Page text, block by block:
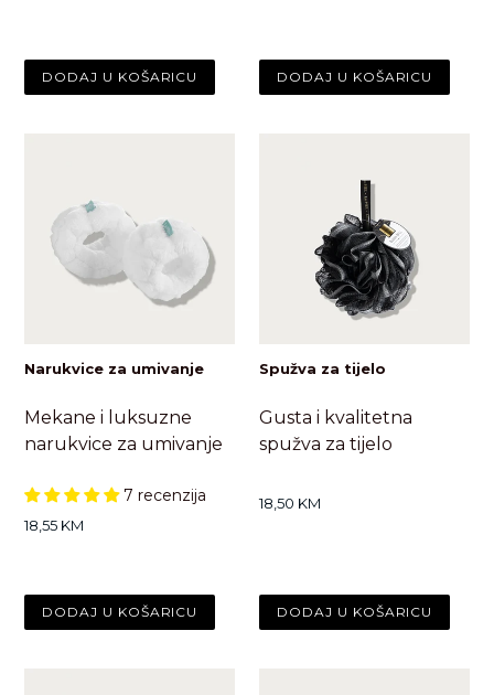
Narukvice za umivanje
Mekane i luksuzne
narukvice za umivanje
7 recenzija
Standardna
18,55 KM
Spužva za tijelo
Gusta i kvalitetna
spužva za tijelo
Standardna
18,50 KM